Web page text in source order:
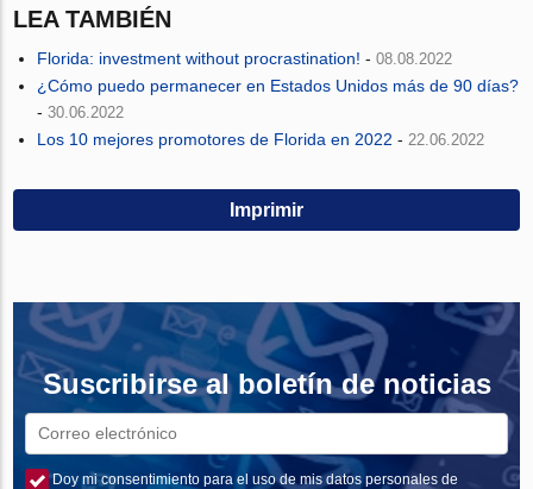
LEA TAMBIÉN
Florida: investment without procrastination! -08.08.2022
¿Cómo puedo permanecer en Estados Unidos más de 90 días?
-30.06.2022
Los 10 mejores promotores de Florida en 2022 - 22.06.2022
Imprimir
Suscribirse al boletín de noticias
Doy mi consentimiento para el uso de mis datos personales de